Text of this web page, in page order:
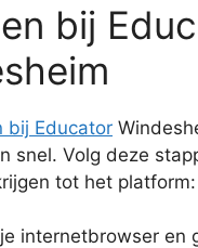
bij
bij Educator
snel. Volg deze
tot het platform:
internetbrowser en